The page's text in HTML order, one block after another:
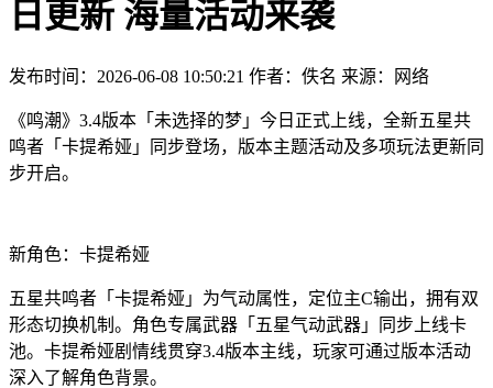
日更新 海量活动来袭
发布时间：2026-06-08 10:50:21 作者：佚名 来源：网络
《鸣潮》3.4版本「未选择的梦」今日正式上线，全新五星共
鸣者「卡提希娅」同步登场，版本主题活动及多项玩法更新同
步开启。
新角色：卡提希娅
五星共鸣者「卡提希娅」为气动属性，定位主C输出，拥有双
形态切换机制。角色专属武器「五星气动武器」同步上线卡
池。卡提希娅剧情线贯穿3.4版本主线，玩家可通过版本活动
深入了解角色背景。